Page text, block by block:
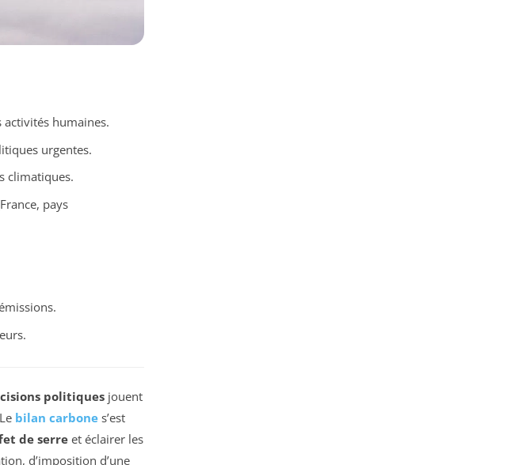
humaines.
urgentes.
climatiques.
pays
politiques jouent
bilan carbone s’est
de serre et éclairer les
d’imposition d’une